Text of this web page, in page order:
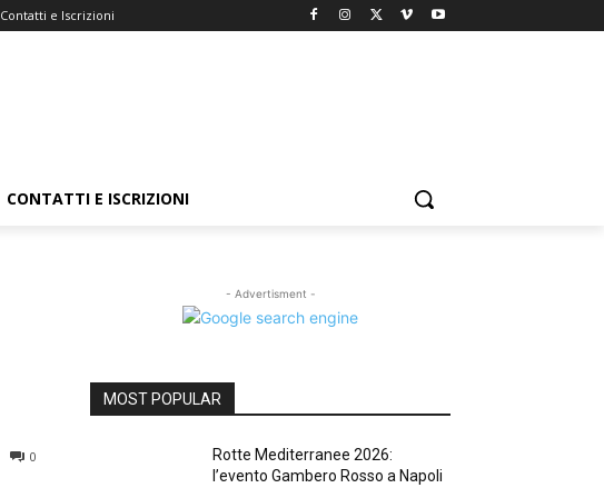
Contatti e Iscrizioni
CONTATTI E ISCRIZIONI
0
- Advertisment -
MOST POPULAR
Rotte Mediterranee 2026:
l’evento Gambero Rosso a Napoli